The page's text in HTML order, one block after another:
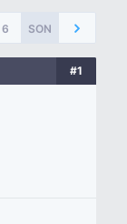
6 SON
#1